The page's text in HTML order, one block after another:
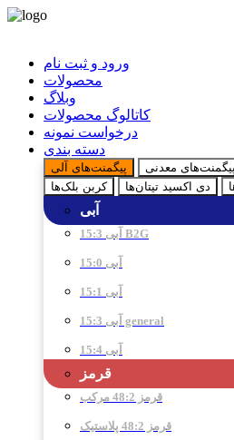
ورود و ثبت نام
محصولات
وبلاگ
کاتالوگ محصولات
درخواست نمونه
دسته بندی
پیگمنت‌های آلی پیگمنت‌های معدنی
کربن بلک‌ها
دی اکسید تیتان‌ها
آبی
آبی 15:3 B2G
آبی 15:0
آبی 15:1
آبی 15:3 general
آبی 15:4
قرمز
قرمز 48:2 مرکب
قرمز 48:2 پلاستیک